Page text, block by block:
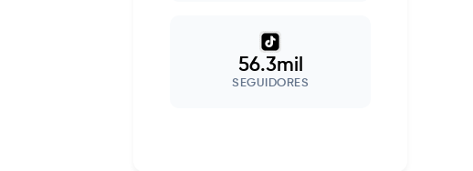
56.3mil
SEGUIDORES